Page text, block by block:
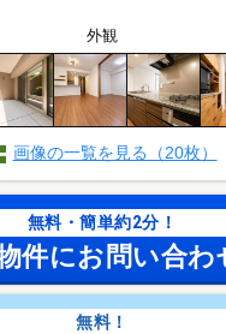
外観
画像の一覧を見る（20枚）
無料・簡単約2分！
件にお問い合わ
無料！